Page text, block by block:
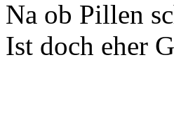
Na ob Pillen
Ist doch eher